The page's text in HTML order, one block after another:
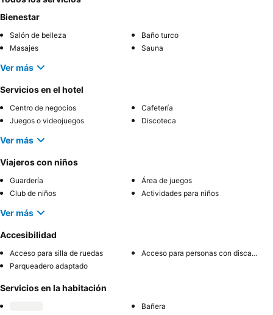
Bienestar
Salón de belleza
Baño turco
Masajes
Sauna
Ver más
Servicios en el hotel
Centro de negocios
Cafetería
Juegos o videojuegos
Discoteca
Ver más
Viajeros con niños
Guardería
Área de juegos
Club de niños
Actividades para niños
Ver más
Accesibilidad
Acceso para silla de ruedas
Acceso para personas con discapacidad
Parqueadero adaptado
Servicios en la habitación
Bañera